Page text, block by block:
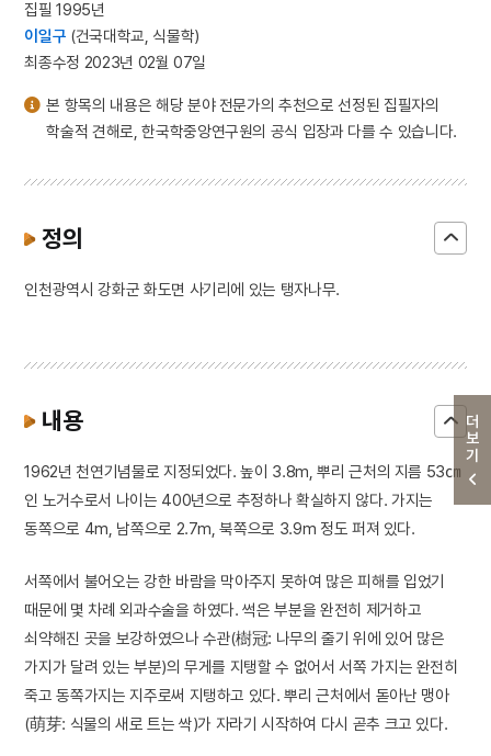
더보기
집필 1995년
이일구 (건국대학교, 식물학)
최종수정 2023년 02월 07일
본 항목의 내용은 해당 분야 전문가의 추천으로 선정된 집필자의
학술적 견해로, 한국학중앙연구원의 공식 입장과 다를 수 있습니다.
정의
인천광역시 강화군 화도면 사기리에 있는 탱자나무.
내용
1962년 천연기념물로 지정되었다. 높이 3.8m, 뿌리 근처의 지름 53㎝
인 노거수로서 나이는 400년으로 추정하나 확실하지 않다. 가지는
동쪽으로 4m, 남쪽으로 2.7m, 북쪽으로 3.9m 정도 퍼져 있다.
서쪽에서 불어오는 강한 바람을 막아주지 못하여 많은 피해를 입었기
때문에 몇 차례 외과수술을 하였다. 썩은 부분을 완전히 제거하고
쇠약해진 곳을 보강하였으나 수관(樹冠: 나무의 줄기 위에 있어 많은
가지가 달려 있는 부분)의 무게를 지탱할 수 없어서 서쪽 가지는 완전히
죽고 동쪽가지는 지주로써 지탱하고 있다. 뿌리 근처에서 돋아난 맹아
(萌芽: 식물의 새로 트는 싹)가 자라기 시작하여 다시 곧추 크고 있다.